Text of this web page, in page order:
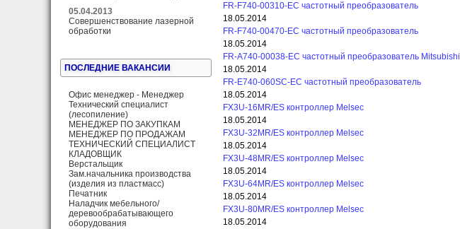
05.04.2013
Совершенствование лазерной
обработки
ПОСЛЕДНИЕ ВАКАНСИИ
Офис менеджер - Менеджер
Технический специалист
(лесопиление)
МЕНЕДЖЕР ПО ЗАКУПКАМ
МЕНЕДЖЕР ПО ПРОДАЖАМ
ТЕХНИЧЕСКИЙ СПЕЦИАЛИСТ
КЛАДОВЩИК
Верстальщик
Зам.начальника производства
(изделия из пластмасс)
Печатник
Наладчик мебельного/
деревообрабатывающего
оборудования
FR-F740-00310-EC частотный преобразователь
18.05.2014
FR-F740-00470-EC частотный преобразователь
18.05.2014
FR-A740-00038-EC частотный преобразователь Mitsubishi
18.05.2014
FR-E740-060SC-EC частотный преобразователь
18.05.2014
FX3U-16MR/ES контроллер Melsec
18.05.2014
FX3U-32MR/ES контроллер Melsec
18.05.2014
FX3U-48MR/ES контроллер Melsec
18.05.2014
FX3U-64MR/ES контроллер Melsec
18.05.2014
FX3U-80MR/ES контроллер Melsec
18.05.2014